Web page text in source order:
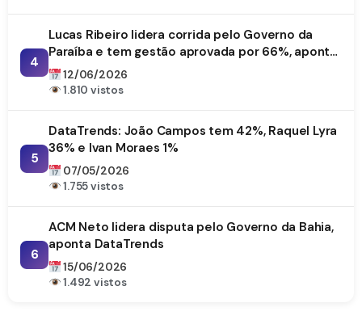
4
Lucas Ribeiro lidera corrida pelo Governo da
Paraíba e tem gestão aprovada por 66%, aponta
DataTrends
12/06/2026
1.810 vistos
5
DataTrends: João Campos tem 42%, Raquel Lyra
36% e Ivan Moraes 1%
07/05/2026
1.755 vistos
6
ACM Neto lidera disputa pelo Governo da Bahia,
aponta DataTrends
15/06/2026
1.492 vistos